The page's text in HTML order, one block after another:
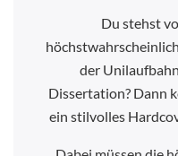
Du stehst
der
Dissertation? Dann
ein stilvolles